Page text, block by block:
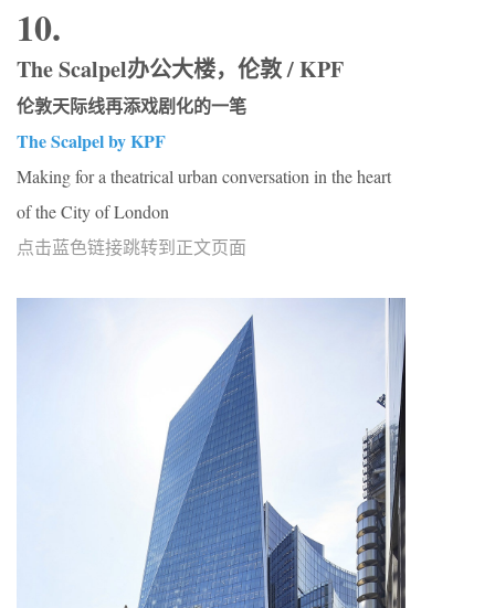
10.
The Scalpel办公大楼，伦敦 / KPF
伦敦天际线再添戏剧化的一笔
The Scalpel by KPF
Making for a theatrical urban conversation in the heart
of the City of London
点击蓝色链接跳转到正文页面